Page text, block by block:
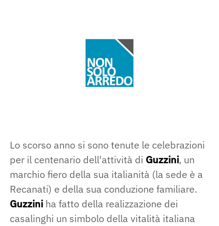
Lo scorso anno si sono tenute le celebrazioni
per il centenario dell'attività di Guzzini, un
marchio fiero della sua italianità (la sede è a
Recanati) e della sua conduzione familiare.
Guzzini ha fatto della realizzazione dei
casalinghi un simbolo della vitalità italiana